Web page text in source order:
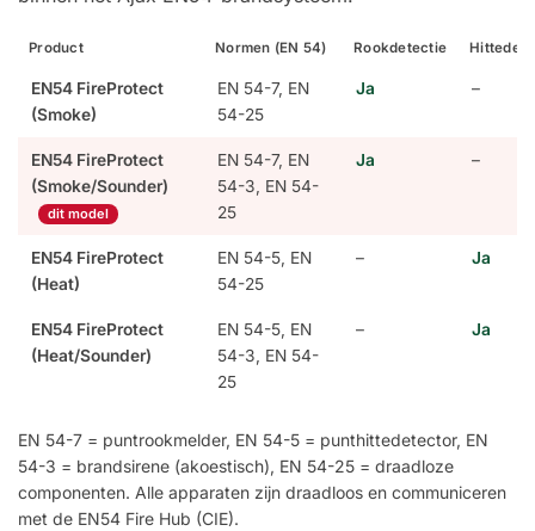
Product Normen (EN 54) Rookdetectie
EN54 FireProtect
(Smoke)
EN 54-7, EN
54-25
Ja –
EN54 FireProtect
(Smoke/Sounder)
dit model
EN 54-7, EN
54-3, EN 54-
25
Ja –
EN54 FireProtect
(Heat)
EN 54-5, EN
54-25
– Ja
EN54 FireProtect
(Heat/Sounder)
EN 54-5, EN
54-3, EN 54-
25
– Ja
EN 54-7 = puntrookmelder, EN 54-5 = punthittedetector, EN
54-3 = brandsirene (akoestisch), EN 54-25 = draadloze
componenten. Alle apparaten zijn draadloos en communiceren
met de EN54 Fire Hub (CIE).